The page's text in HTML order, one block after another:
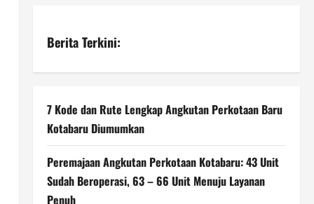
Berita Terkini:
7 Kode dan Rute Lengkap Angkutan Perkotaan Baru
Kotabaru Diumumkan
Peremajaan Angkutan Perkotaan Kotabaru: 43 Unit
Sudah Beroperasi, 63 – 66 Unit Menuju Layanan
Penuh